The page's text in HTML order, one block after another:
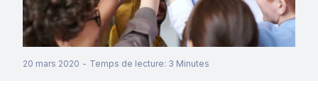
20 mars 2020 - Temps de lecture: 3 Minutes